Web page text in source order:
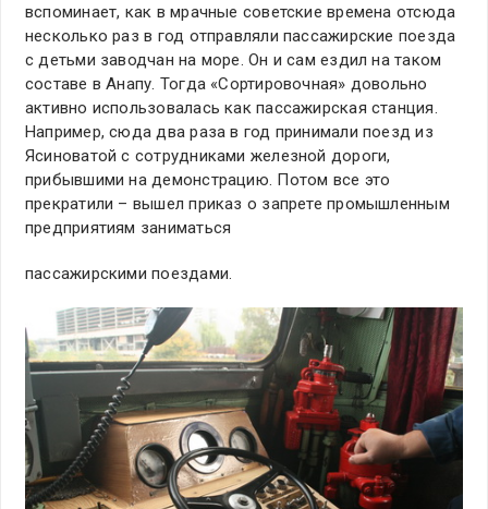
вспоминает, как в мрачные советские времена отсюда
несколько раз в год отправляли пассажирские поезда
с детьми заводчан на море. Он и сам ездил на таком
составе в Анапу. Тогда «Сортировочная» довольно
активно использовалась как пассажирская станция.
Например, сюда два раза в год принимали поезд из
Ясиноватой с сотрудниками железной дороги,
прибывшими на демонстрацию. Потом все это
прекратили – вышел приказ о запрете промышленным
предприятиям заниматься
пассажирскими поездами.